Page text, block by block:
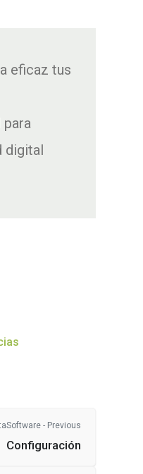
eficaz tus
digital
- Previous
Configuración